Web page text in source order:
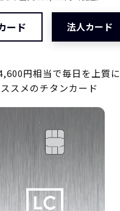
ード 法人カード
円相当で毎日を上質に
スメのチタンカード